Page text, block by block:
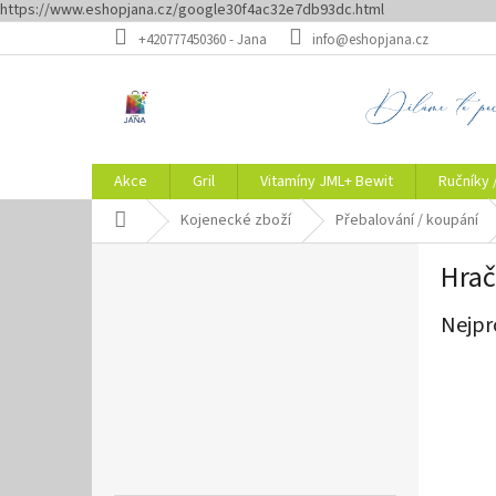
https://www.eshopjana.cz/google30f4ac32e7db93dc.html
na
+420777450360 - Jana info@eshopjana.cz
Akce Gril Vitamíny JML+ Bewit Ručníky
Domů Kojenecké zboží Přebalování / koupání